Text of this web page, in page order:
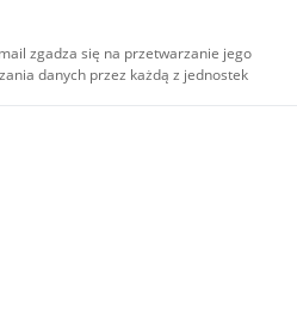
zgadza się na przetwarzanie jego
danych przez każdą z jednostek